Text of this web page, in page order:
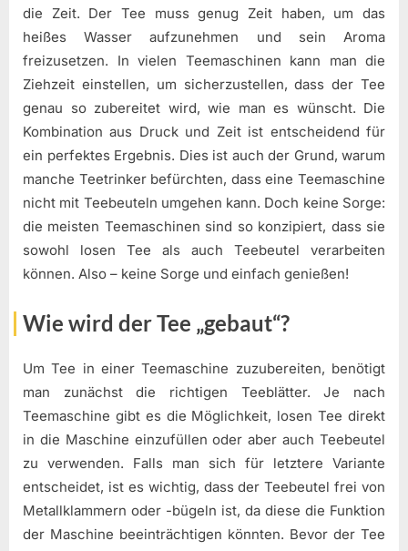
die Zeit. Der Tee muss genug Zeit haben, um das
heißes Wasser aufzunehmen und sein Aroma
freizusetzen. In vielen Teemaschinen kann man die
Ziehzeit einstellen, um sicherzustellen, dass der Tee
genau so zubereitet wird, wie man es wünscht. Die
Kombination aus Druck und Zeit ist entscheidend für
ein perfektes Ergebnis. Dies ist auch der Grund, warum
manche Teetrinker befürchten, dass eine Teemaschine
nicht mit Teebeuteln umgehen kann. Doch keine Sorge:
die meisten Teemaschinen sind so konzipiert, dass sie
sowohl losen Tee als auch Teebeutel verarbeiten
können. Also – keine Sorge und einfach genießen!
Wie wird der Tee „gebaut“?
Um Tee in einer Teemaschine zuzubereiten, benötigt
man zunächst die richtigen Teeblätter. Je nach
Teemaschine gibt es die Möglichkeit, losen Tee direkt
in die Maschine einzufüllen oder aber auch Teebeutel
zu verwenden. Falls man sich für letztere Variante
entscheidet, ist es wichtig, dass der Teebeutel frei von
Metallklammern oder -bügeln ist, da diese die Funktion
der Maschine beeinträchtigen könnten. Bevor der Tee